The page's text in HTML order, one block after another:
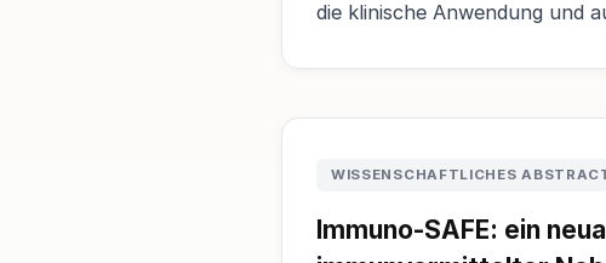
die klinische Anwendung und
WISSENSCHAFTLICHES
Immuno-SAFE: ein